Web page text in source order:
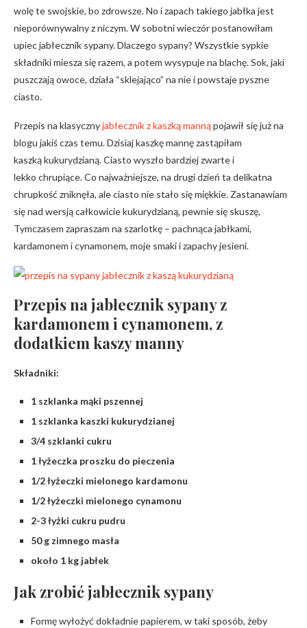
wolę te swojskie, bo zdrowsze. No i zapach takiego jabłka jest
nieporównywalny z niczym. W sobotni wieczór postanowiłam
upiec jabłecznik sypany. Dlaczego sypany? Wszystkie sypkie
składniki miesza się razem, a potem wysypuje na blachę. Sok, jaki
puszczają owoce, działa “sklejająco” na nie i powstaje pyszne
ciasto.
Przepis na klasycznyjabłecznik z kaszką mannąpojawił się już na
blogu jakiś czas temu. Dzisiaj kaszkę mannę zastąpiłam
kaszką kukurydzianą. Ciasto wyszło bardziej zwarte i
lekko chrupiące. Co najważniejsze, na drugi dzień ta delikatna
chrupkość zniknęła, ale ciasto nie stało się miękkie. Zastanawiam
się nad wersją całkowicie kukurydzianą, pewnie się skuszę,
Tymczasem zapraszam na szarlotkę – pachnąca jabłkami,
kardamonem i cynamonem, moje smaki i zapachy jesieni.
Przepis na jabłecznik sypany z
kardamonem i cynamonem, z
dodatkiem kaszy manny
Składniki:
1 szklanka mąki pszennej
1 szklanka kaszki kukurydzianej
3/4 szklanki cukru
1 łyżeczka proszku do pieczenia
1/2 łyżeczki mielonego kardamonu
1/2 łyżeczki mielonego cynamonu
2-3 łyżki cukru pudru
50 g zimnego masła
około 1 kg jabłek
Jak zrobić jabłecznik sypany
Formę wyłożyć dokładnie papierem, w taki sposób, żeby